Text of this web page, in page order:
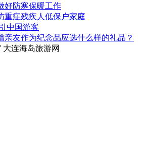
好防寒保暖工作
重症残疾人低保户家庭
中国游客
亲友作为纪念品应选什么样的礼品？
大连海岛旅游网